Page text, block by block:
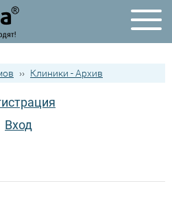
›› Клиники - Архив
Вход